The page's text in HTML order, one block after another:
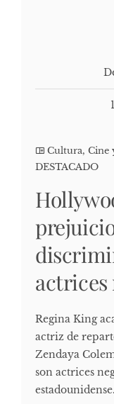
Cultura, Cine
DESTACADO
actrices
Regina King
actriz de
Zendaya
son actrices